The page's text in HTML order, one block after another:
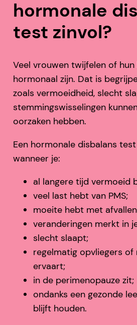
hormonale
test zinvol?
Veel vrouwen twijfelen of
hormonaal zijn. Dat is
zoals vermoeidheid, slecht
stemmingswisselingen
oorzaken hebben.
Een hormonale disbalans
wanneer je:
al langere tijd vermoeid
veel last hebt van PMS;
moeite hebt met
veranderingen merkt in
slecht slaapt;
regelmatig opvliegers of
ervaart;
in de perimenopauze zit;
ondanks een gezonde
blijft houden.